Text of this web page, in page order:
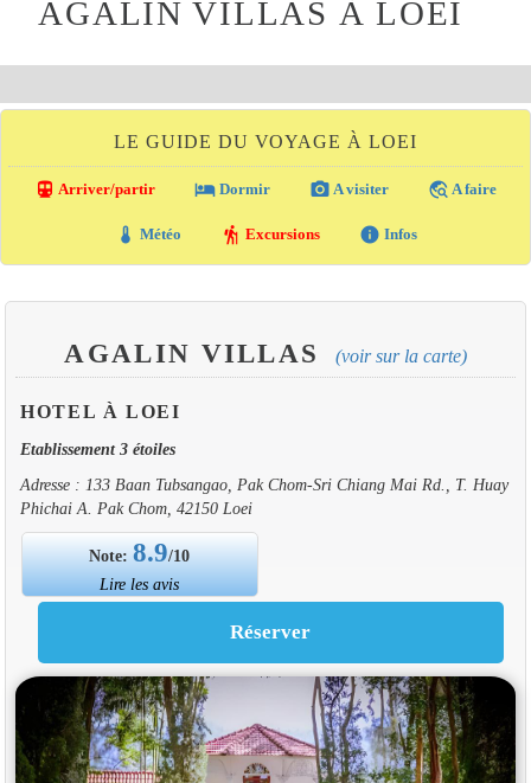
AGALIN VILLAS À LOEI
LE GUIDE DU VOYAGE À LOEI
directions_transit Arriver/partir local_hotel Dormir photo_camera A visiter travel_explore A faire
thermostat Météo hiking Excursions info Infos
AGALIN VILLAS (voir sur la carte)
HOTEL À LOEI
Etablissement 3 étoiles
Adresse : 133 Baan Tubsangao, Pak Chom-Sri Chiang Mai Rd., T. Huay
Phichai A. Pak Chom, 42150 Loei
Note:8.9/10
Lire les avis